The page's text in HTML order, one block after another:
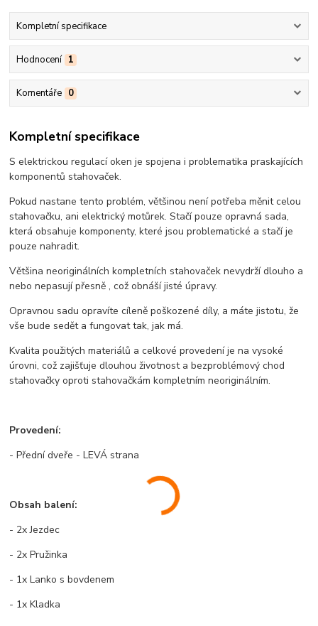
Kompletní specifikace
Hodnocení 1
Komentáře 0
Kompletní specifikace
S elektrickou regulací oken je spojena i problematika praskajících
komponentů stahovaček.
Pokud nastane tento problém, většinou není potřeba měnit celou
stahovačku, ani elektrický motůrek. Stačí pouze opravná sada,
která obsahuje komponenty, které jsou problematické a stačí je
pouze nahradit.
Většina neoriginálních kompletních stahovaček nevydrží dlouho a
nebo nepasují přesně , což obnáší jisté úpravy.
Opravnou sadu opravíte cíleně poškozené díly, a máte jistotu, že
vše bude sedět a fungovat tak, jak má.
Kvalita použitých materiálů a celkové provedení je na vysoké
úrovni, což zajišťuje dlouhou životnost a bezproblémový chod
stahovačky oproti stahovačkám kompletním neoriginálním.
Provedení:
- Přední dveře - LEVÁ strana
Obsah balení:
- 2x Jezdec
- 2x Pružinka
- 1x Lanko s bovdenem
- 1x Kladka